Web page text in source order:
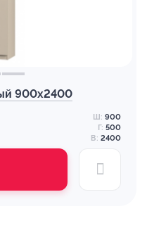
900х2400
Ш: 900
Г: 500
В: 2400